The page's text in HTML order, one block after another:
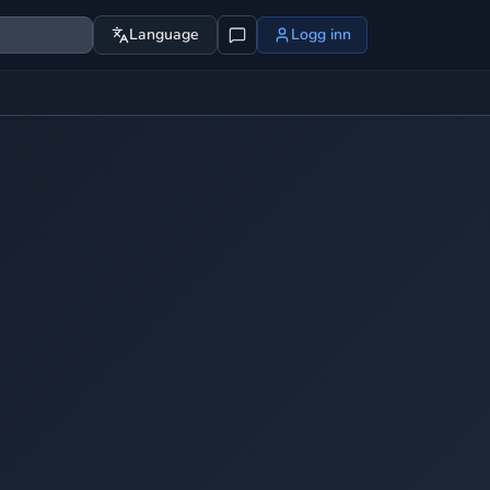
Language Logg inn